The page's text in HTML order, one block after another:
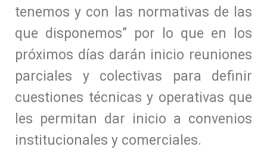
tenemos y con las normativas de las
que disponemos” por lo que en los
próximos días darán inicio reuniones
parciales y colectivas para definir
cuestiones técnicas y operativas que
les permitan dar inicio a convenios
institucionales y comerciales.